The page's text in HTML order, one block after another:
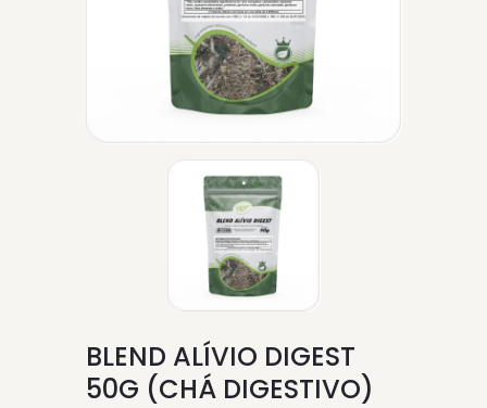
BLEND ALÍVIO DIGEST
50G (CHÁ DIGESTIVO)